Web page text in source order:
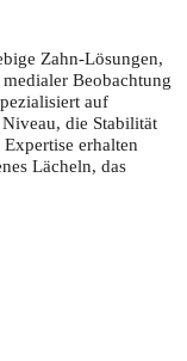
Zahn-Lösungen,
Beobachtung
auf
die Stabilität
erhalten
Lächeln, das